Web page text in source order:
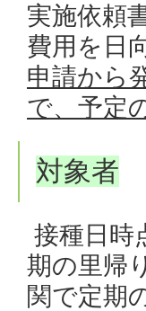
実施依頼
費用を日
申請から
で、予定
対象者
接種日時
期の里帰
関で定期